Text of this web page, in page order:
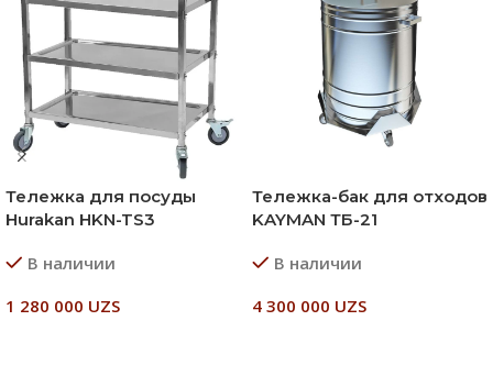
Тележка для посуды
Hurakan HKN-TS3
В наличии
1 280 000 UZS
Тележка-бак для отходов
KAYMAN ТБ-21
В наличии
4 300 000 UZS